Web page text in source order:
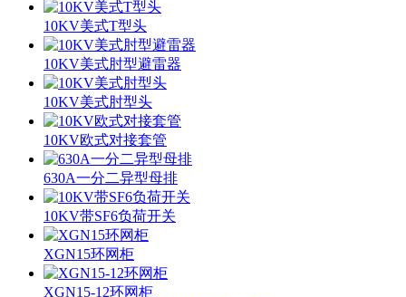
10KV美式T型头
10KV美式肘型避雷器
10KV美式肘型头
10KV欧式对接套管
630A一分二异型母排
10KV带SF6负荷开关
XGN15环网柜
XGN15-12环网柜